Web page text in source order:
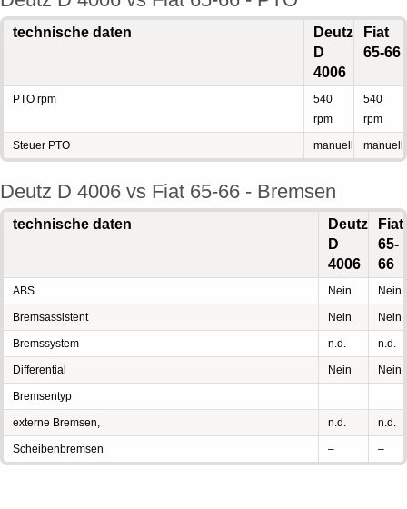
technische daten
Deutz
D
4006
Fiat
65-66
PTO rpm
540
rpm
540
rpm
Steuer PTO manuell manuell
Deutz D 4006 vs Fiat 65-66 - Bremsen
technische daten
Deutz
D
4006
Fiat
65-
66
ABS Nein Nein
Bremsassistent Nein Nein
Bremssystem n.d. n.d.
Differential Nein Nein
Bremsentyp
externe Bremsen, n.d. n.d.
Scheibenbremsen – –